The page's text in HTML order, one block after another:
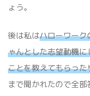
ょう。
後は私はハローワーク
ゃんとした志望動機
ことを教えてもらった
まで聞かれたので全部